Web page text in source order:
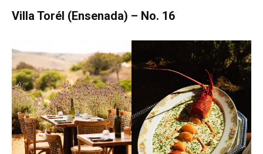
Villa Torél (Ensenada) – No. 16